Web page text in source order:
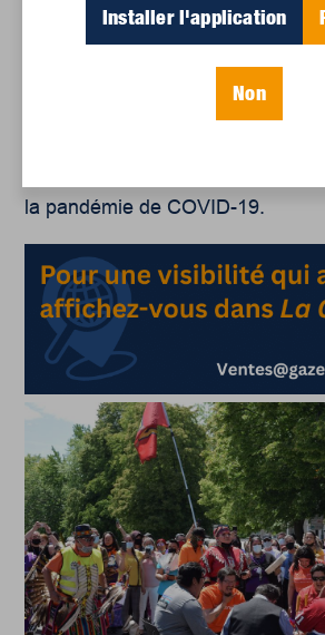
prochaines générations. « Cette
intergénérationnelle a été
aînés de parler avec les plus
longtemps que les gens étaient
elle remarquer, alors que les
la pandémie de COVID-19.
Installer l'application
Non